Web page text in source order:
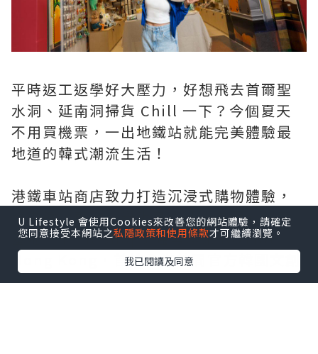
平時返工返學好大壓力，好想飛去首爾聖
水洞、延南洞掃貨 Chill 一下？今個夏天
不用買機票，一出地鐵站就能完美體驗最
地道的韓式潮流生活！
港鐵車站商店致力打造沉浸式購物體驗，
將港鐵尖東站一舉化身成「小首爾」創意
基地！ MTR Shops 強勢聯乘 KOTRA
Hong Kong，首推全港首間官方韓國文創
選物店「K-Station」，由即日起至8月31
U Lifestyle 會使用Cookies來改善您的網站體驗，請確定
您同意接受本網站之私隱政策和使用條款才可繼續瀏覽。
我已閱讀及同意